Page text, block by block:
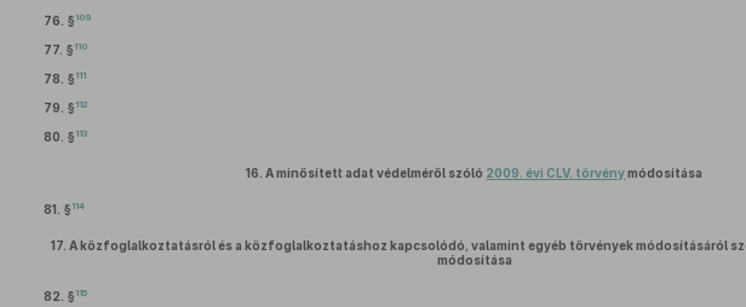
76. § 109
77. § 110
78. § 111
79. § 112
80. § 113
16. A minősített adat védelméről szóló 2009. évi CLV. törvénymódosítása
81. § 114
17. A közfoglalkoztatásról és a közfoglalkoztatáshoz kapcsolódó, valamint egyéb törvények módosításáról
módosítása
82. § 115